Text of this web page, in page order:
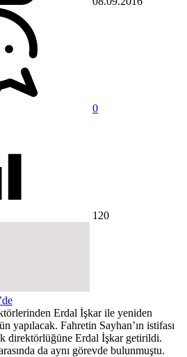
0
120
Erdal İşkar ile yeniden
yapılacak. Fahretin Sayhan’ın istifası
direktörlüğüne Erdal İşkar getirildi.
da aynı görevde bulunmuştu.